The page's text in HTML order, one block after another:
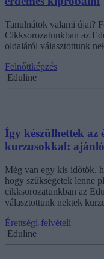
Tanulnátok valami újat?
Cikksorozatunkban az
oldaláról választottunk
Felnőttképzés
Eduline
Így készülhettek az
kurzusokkal: ajánló
Még van egy kis időtök,
hogy szükségetek lenne
cikksorozatunkban az
választottunk nektek
Érettségi-felvételi
Eduline